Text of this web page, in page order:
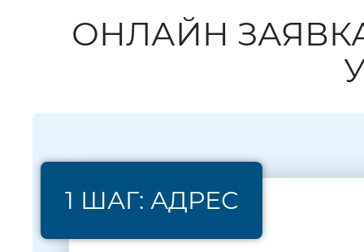
ОНЛАЙН
1 ШАГ: АДРЕС